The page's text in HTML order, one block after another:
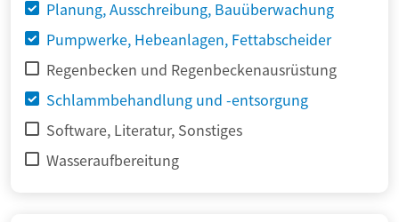
Planung, Ausschreibung, Bauüberwachung
Pumpwerke, Hebeanlagen, Fettabscheider
Regenbecken und Regenbeckenausrüstung
Schlammbehandlung und -entsorgung
Software, Literatur, Sonstiges
Wasseraufbereitung